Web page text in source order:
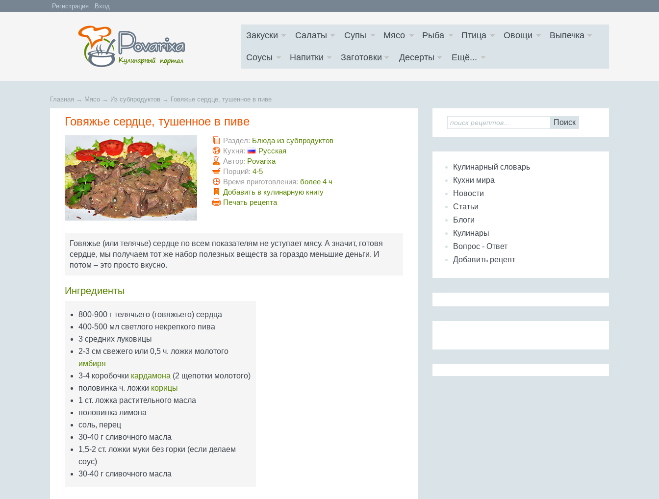
Регистрация Вход
Закуски Салаты Супы Мясо Рыба Птица Овощи Выпечка
Соусы Напитки Заготовки Десерты Ещё...
Главная → Мясо → Из субпродуктов → Говяжье сердце, тушенное в пиве
Говяжье сердце, тушенное в пиве
Раздел: Блюда из субпродуктов
Кухня:
Русская
Автор: Povarixa
Порций: 4-5
Время приготовления: более 4 ч
Добавить в кулинарную книгу
Печать рецепта
Говяжье (или телячье) сердце по всем показателям не уступает мясу. А значит, готовя
сердце, мы получаем тот же набор полезных веществ за гораздо меньшие деньги. И
потом – это просто вкусно.
Ингредиенты
800-900 г телячьего (говяжьего) сердца
400-500 мл светлого некрепкого пива
3 средних луковицы
2-3 см свежего или 0,5 ч. ложки молотого
имбиря
3-4 коробочки кардамона (2 щепотки молотого)
половинка ч. ложки корицы
1 ст. ложка растительного масла
половинка лимона
соль, перец
30-40 г сливочного масла
1,5-2 ст. ложки муки без горки (если делаем
соус)
30-40 г сливочного масла
Поиск
Кулинарный словарь
Кухни мира
Новости
Статьи
Блоги
Кулинары
Вопрос - Ответ
Добавить рецепт